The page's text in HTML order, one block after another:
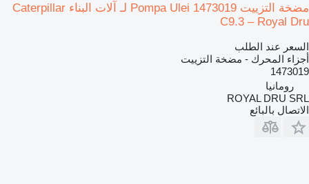
مضخة التزييت Pompa Ulei 1473019 لـ آلات البناء Caterpillar
C9.3 – Royal Dru
السعر عند الطلب
أجزاء المحرك - مضخة التزييت
1473019
رومانيا
ROYAL DRU SRL
الاتصال بالبائع